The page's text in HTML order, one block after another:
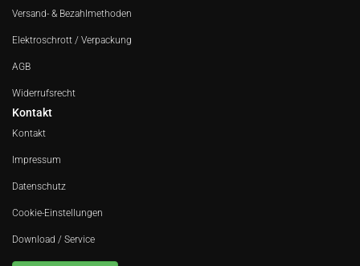
Versand- & Bezahlmethoden
Elektroschrott / Verpackung
AGB
Widerrufsrecht
Kontakt
Kontakt
Impressum
Datenschutz
Cookie-Einstellungen
Download / Service